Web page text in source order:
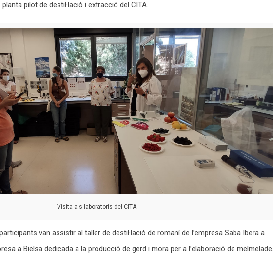
pilot de destil·lació i extracció del CITA.
Visita als laboratoris del CITA
van assistir al taller de destil·lació de romaní de l’empresa Saba Ibera a
a Bielsa dedicada a la producció de gerd i mora per a l’elaboració de